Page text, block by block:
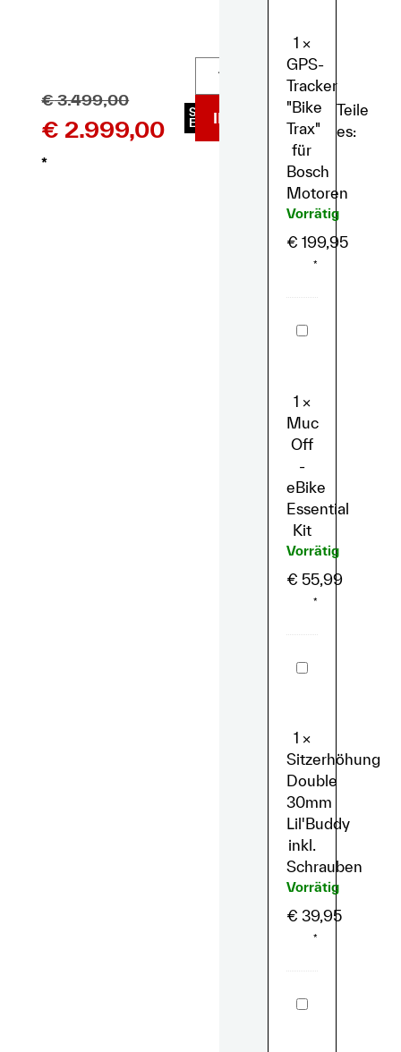
€3.499,00
€ 2.999,00
*
SKU
E1974IN DEN WARENKORB
Bosch
Motoren
1 ×
GPS-
Tracker
"Bike
Trax"
für
Bosch
Motoren
Vorrätig
€ 199,95
*
Muc
Off
Kit
1 ×
Muc
Off
-
eBike
Essential
Kit
Vorrätig
€ 55,99
*
Sitzerhöhung
Double
Schrauben
1 ×
Sitzerhöhung
Double
30mm
Lil'Buddy
inkl.
Schrauben
Vorrätig
€ 39,95
*
Faltschloss
Abus
Teile
es: